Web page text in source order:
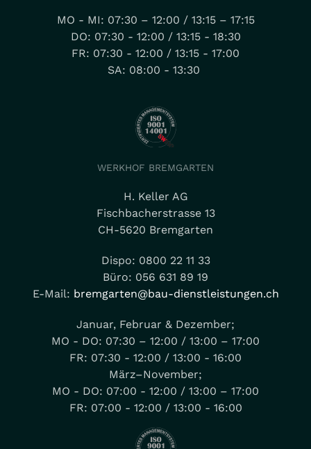
MO - MI: 07:30 – 12:00 / 13:15 – 17:15
DO: 07:30 - 12:00 / 13:15 - 18:30
FR: 07:30 - 12:00 / 13:15 - 17:00
SA: 08:00 - 13:30
WERKHOF BREMGARTEN
H. Keller AG
Fischbacherstrasse 13
CH-5620 Bremgarten
Dispo: 0800 22 11 33
Büro: 056 631 89 19
E-Mail: bremgarten@bau-dienstleistungen.ch
Januar, Februar & Dezember;
MO - DO: 07:30 – 12:00 / 13:00 – 17:00
FR: 07:30 - 12:00 / 13:00 - 16:00
März–November;
MO - DO: 07:00 - 12:00 / 13:00 – 17:00
FR: 07:00 - 12:00 / 13:00 - 16:00